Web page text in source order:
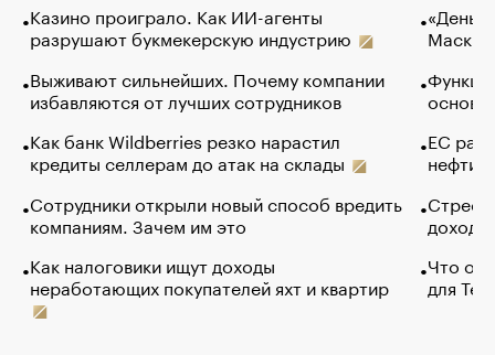
Казино проиграло. Как ИИ-агенты
разрушают букмекерскую индустрию
Выживают сильнейших. Почему компании
избавляются от лучших сотрудников
Как банк Wildberries резко нарастил
кредиты селлерам до атак на склады
Сотрудники открыли новый способ вредить
компаниям. Зачем им это
Как налоговики ищут доходы
неработающих покупателей яхт и квартир
Маск в
основ
ЕС
нефти
Что
для